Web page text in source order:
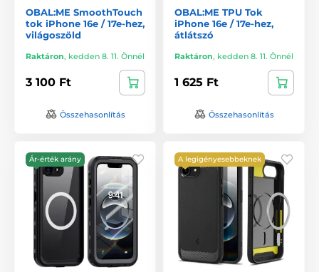
OBAL:ME SmoothTouch
tok iPhone 16e / 17e-hez,
világoszöld
Raktáron, kedden 8. 11. Önnél
3 100 Ft
Összehasonlítás
OBAL:ME TPU Tok
iPhone 16e / 17e-hez,
átlátszó
Raktáron, kedden 8. 11. Önnél
1 625 Ft
Összehasonlítás
Ár-érték arány A legigényesebbeknek